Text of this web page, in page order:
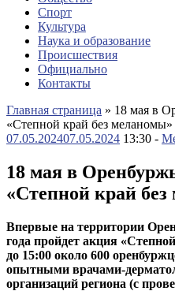
Спорт
Культура
Наука и образование
Происшествия
Официально
Контакты
Главная страница » 18 мая в
«Степной край без меланомы»
07.05.202407.05.2024 13:30 -
18 мая в
«Степной край
Впервые на территории
года пройдет акция
до 15:00 около 600
опытными врачами-
организаций региона (с